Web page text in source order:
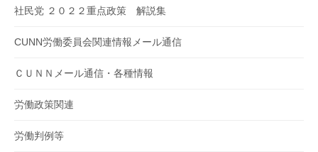
社民党 ２０２２重点政策 解説集
CUNN労働委員会関連情報メール通信
ＣＵＮＮメール通信・各種情報
労働政策関連
労働判例等